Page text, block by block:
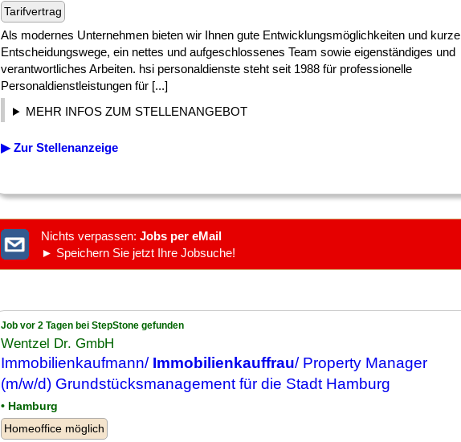
Tarifvertrag
Als modernes Unternehmen bieten wir Ihnen gute Entwicklungsmöglichkeiten und kurze
Entscheidungswege, ein nettes und aufgeschlossenes Team sowie eigenständiges und
verantwortliches Arbeiten. hsi personaldienste steht seit 1988 für professionelle
Personaldienstleistungen für [...]
MEHR INFOS ZUM STELLENANGEBOT
▶ Zur Stellenanzeige
Nichts verpassen: Jobs per eMail
► Speichern Sie jetzt Ihre Jobsuche!
Job vor 2 Tagen bei StepStone gefunden
Wentzel Dr. GmbH
Immobilienkaufmann/ Immobilienkauffrau/ Property Manager
(m/w/d) Grundstücksmanagement für die Stadt Hamburg
• Hamburg
Homeoffice möglich